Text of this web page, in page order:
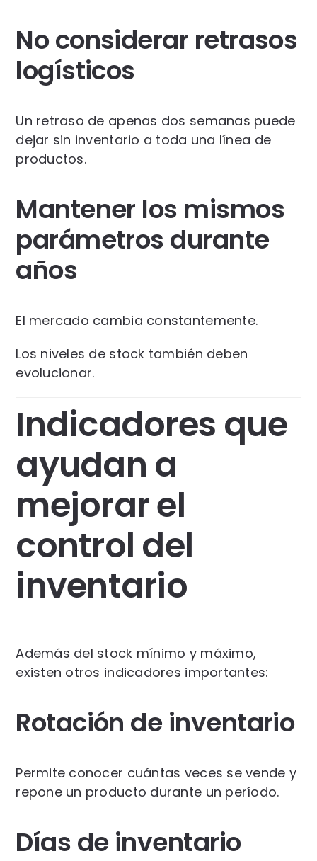
No considerar retrasos
logísticos
Un retraso de apenas dos semanas puede
dejar sin inventario a toda una línea de
productos.
Mantener los mismos
parámetros durante
años
El mercado cambia constantemente.
Los niveles de stock también deben
evolucionar.
Indicadores que
ayudan a
mejorar el
control del
inventario
Además del stock mínimo y máximo,
existen otros indicadores importantes:
Rotación de inventario
Permite conocer cuántas veces se vende y
repone un producto durante un período.
Días de inventario